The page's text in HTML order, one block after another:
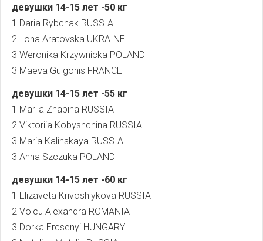
девушки 14-15 лет -50 кг
1 Daria Rybchak RUSSIA
2 Ilona Aratovska UKRAINE
3 Weronika Krzywnicka POLAND
3 Maeva Guigonis FRANCE
девушки 14-15 лет -55 кг
1 Mariia Zhabina RUSSIA
2 Viktoriia Kobyshchina RUSSIA
3 Maria Kalinskaya RUSSIA
3 Anna Szczuka POLAND
девушки 14-15 лет -60 кг
1 Elizaveta Krivoshlykova RUSSIA
2 Voicu Alexandra ROMANIA
3 Dorka Ercsenyi HUNGARY